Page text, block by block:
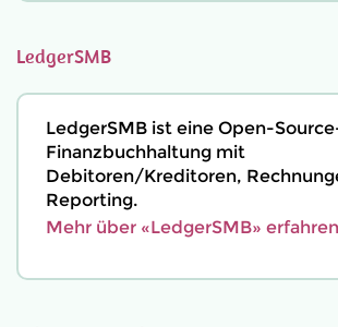
LedgerSMB
LedgerSMB ist eine Open-
Finanzbuchhaltung mit
Debitoren/Kreditoren,
Reporting.
Mehr über «LedgerSMB» erfahren